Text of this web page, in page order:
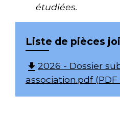
étudiées.
Liste de pièces
file_download 2026 - Dossier
association.pdf (PDF